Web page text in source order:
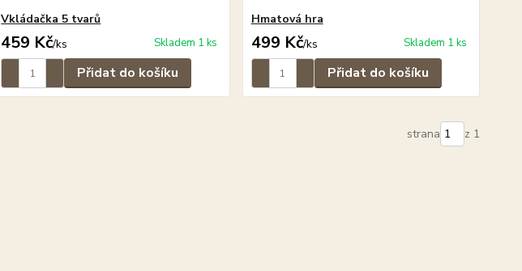
Vkládačka 5 tvarů
459 Kč/ks Skladem 1 ks
Přidat do košíku
Hmatová hra
499 Kč/ks Skladem 1 ks
Přidat do košíku
strana z 1